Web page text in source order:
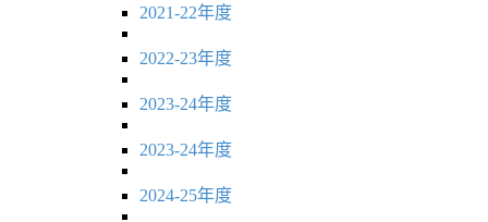
2021-22年度
2022-23年度
2023-24年度
2023-24年度
2024-25年度